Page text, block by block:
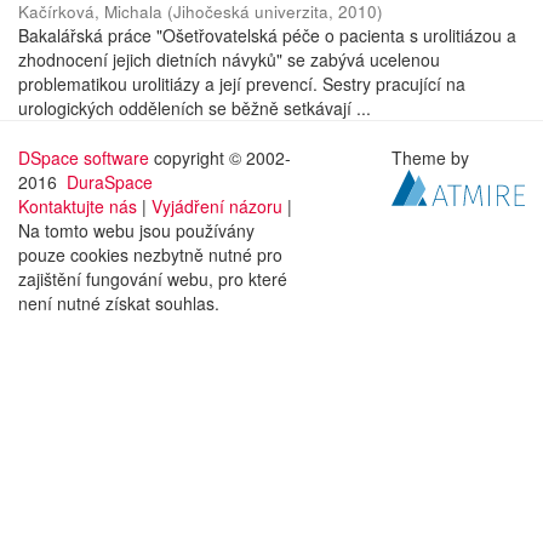
Kačírková, Michala (Jihočeská univerzita, 2010)
Bakalářská práce "Ošetřovatelská péče o pacienta s urolitiázou a
zhodnocení jejich dietních návyků" se zabývá ucelenou
problematikou urolitiázy a její prevencí. Sestry pracující na
urologických odděleních se běžně setkávají ...
DSpace software copyright © 2002-
2016 DuraSpace
Kontaktujte nás | Vyjádření názoru |
Na tomto webu jsou používány
pouze cookies nezbytně nutné pro
zajištění fungování webu, pro které
není nutné získat souhlas.
Theme by